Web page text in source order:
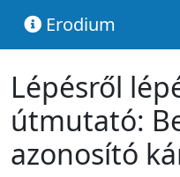
Erodium
Lépésről
útmutató:
azonosító